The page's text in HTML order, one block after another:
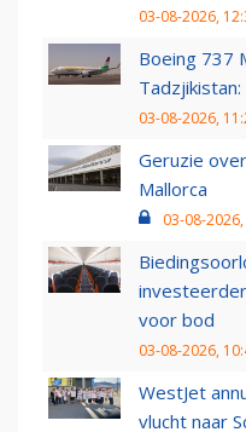
03-08-2026,
Boeing 737
03-08-2026,
Geruzie
Mallorca
03-08-
voor bod
03-08-2026,
WestJet
vlucht naar